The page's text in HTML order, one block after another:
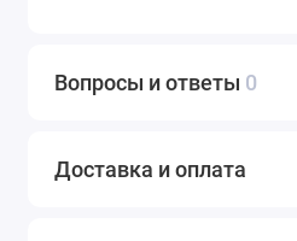
Вопросы и ответы 0
Доставка и оплата